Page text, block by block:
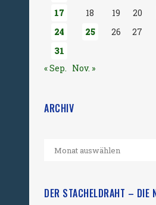
17
18 19 20
24
25 26 27
31
« Sep. Nov. »
ARCHIV
DER STACHELDRAHT – DIE